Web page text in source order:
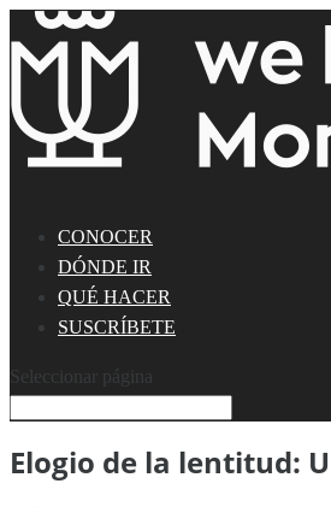
CONOCER
DÓNDE IR
QUÉ HACER
SUSCRÍBETE
Seleccionar página
Elogio de la lentitud: